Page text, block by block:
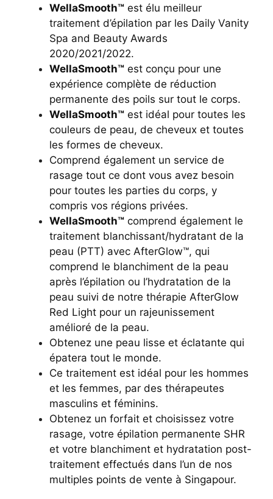
WellaSmooth™ est élu meilleur
traitement d’épilation par les Daily Vanity
Spa and Beauty Awards
2020/2021/2022.
WellaSmooth™ est conçu pour une
expérience complète de réduction
permanente des poils sur tout le corps.
WellaSmooth™ est idéal pour toutes les
couleurs de peau, de cheveux et toutes
les formes de cheveux.
Comprend également un service de
rasage tout ce dont vous avez besoin
pour toutes les parties du corps, y
compris vos régions privées.
WellaSmooth™ comprend également le
traitement blanchissant/hydratant de la
peau (PTT) avec AfterGlow™, qui
comprend le blanchiment de la peau
après l’épilation ou l’hydratation de la
peau suivi de notre thérapie AfterGlow
Red Light pour un rajeunissement
amélioré de la peau.
Obtenez une peau lisse et éclatante qui
épatera tout le monde.
Ce traitement est idéal pour les hommes
et les femmes, par des thérapeutes
masculins et féminins.
Obtenez un forfait et choisissez votre
rasage, votre épilation permanente SHR
et votre blanchiment et hydratation post-
traitement effectués dans l’un de nos
multiples points de vente à Singapour.